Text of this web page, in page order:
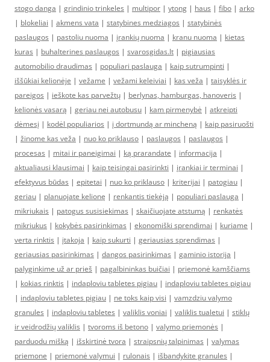
stogo danga | grindinio trinkeles | multipor | ytong | haus | fibo | arko
| blokeliai | akmens vata | statybines medziagos | statybinės
paslaugos | pastoliu nuoma | įrankių nuoma | kranu nuoma | kietas
kuras | buhalterines paslaugos | svarosgidas.lt | pigiausias
automobilio draudimas | populiari paslauga | kaip sutrumpinti |
iššūkiai kelionėje | vežame | vežami keleiviai | kas veža | taisyklės ir
pareigos | ieškote kas parvežtų | berlynas, hamburgas, hanoveris |
kelionės vasarą | geriau nei autobusu | kam pirmenybė | atkreipti
dėmesį | kodėl populiarios | į dortmundą ar mincheną | kaip pasiruošti
| žinome kas veža | nuo ko priklauso | paslaugos | paslaugos |
procesas | mitai ir paneigimai | ką prarandate | informacija |
aktualiausi klausimai | kaip teisingai pasirinkti | įrankiai ir terminai |
efektyvus būdas | epitetai | nuo ko priklauso | kriterijai | patogiau |
geriau | planuojate kelionę | renkantis tiekėją | populiari paslauga |
mikriukais | patogus susisiekimas | skaičiuojate atstumą | renkatės
mikriukus | kokybės pasirinkimas | ekonomiški sprendimai | kuriame |
verta rinktis | įtakoja | kaip sukurti | geriausias sprendimas |
geriausias pasirinkimas | dangos pasirinkimas | gaminio istorija |
palyginkime už ar prieš | pagalbininkas buičiai | priemonė kamščiams
| kokias rinktis | indaploviu tabletes pigiau | indaploviu tabletes pigiau
| indaploviu tabletes pigiau | ne toks kaip visi | vamzdziu valymo
granules | indaploviu tabletes | valiklis voniai | valiklis tualetui | stiklų
ir veidrodžių valiklis | tvoroms iš betono | valymo priemonės |
parduodu mišką | išskirtinė tvora | straipsnių talpinimas | valymas
priemone | priemonė valymui | rulonais | išbandykite granules |